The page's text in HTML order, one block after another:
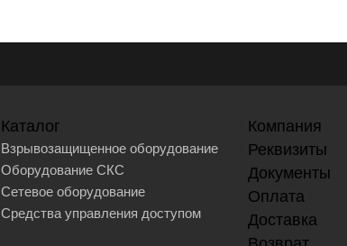
Каталог
Взрывозащищенное оборудование
Оборудование СКС
Сетевое оборудование
Средства управления доступом
Компания
Реквизиты
Документы
Оплата
Доставка